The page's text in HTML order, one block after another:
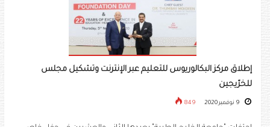
إطلاق مركز البكالوريوس للتعليم عبر الإنترنت وتشكيل مجلس
للخرّيجين
849